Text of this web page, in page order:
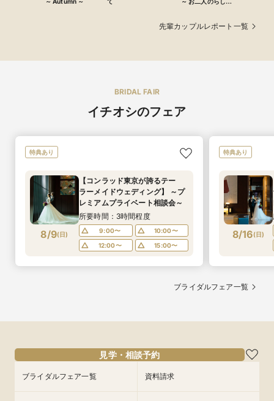
～ Autumn ～ て
～ お二人のらしく
先輩カップルレポート一覧
BRIDAL FAIR
イチオシのフェア
特典あり
8/9(日)
【コンラッド東京が誇るテー
ラーメイドウェディング】 ～プ
レミアムプライベート相談会～
所要時間：3時間程度
9:00〜
10:00〜
12:00〜
15:00〜
特典あり
8/16(日)
ブライダルフェア一覧
見学・相談予約
ブライダルフェア一覧 資料請求